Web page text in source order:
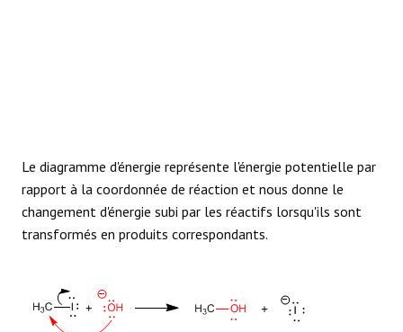
Le diagramme d'énergie représente l'énergie potentielle par
rapport à la coordonnée de réaction et nous donne le
changement d'énergie subi par les réactifs lorsqu'ils sont
transformés en produits correspondants.